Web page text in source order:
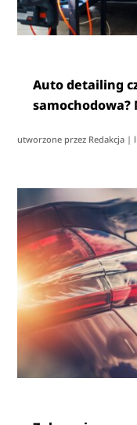
Auto detailing
samochodowa?
utworzone przez Redakcja |